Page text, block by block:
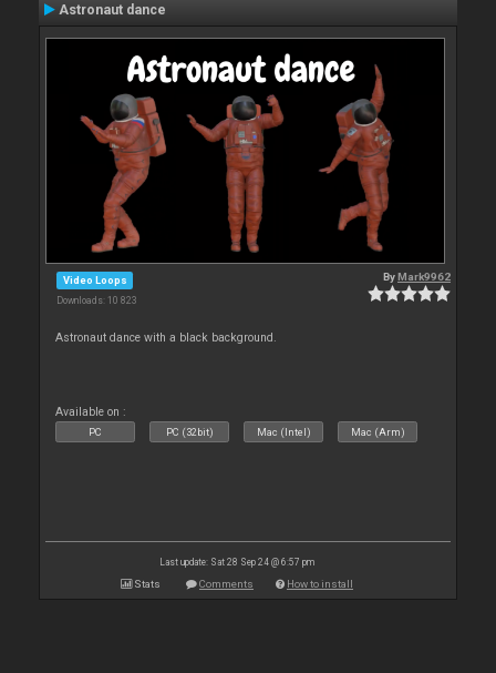
Astronaut dance
Video Loops
Downloads: 10 823
ByMark9962
Astronaut dance with a black background.
Available on :
PC PC (32bit) Mac (Intel) Mac (Arm)
Last update: Sat 28 Sep 24 @ 6:57 pm
Stats Comments How to install